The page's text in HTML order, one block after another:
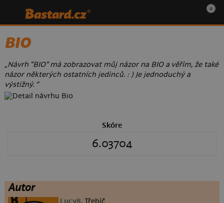
0
BIO
„Návrh "BIO" má zobrazovat můj názor na BIO a věřím, že také
názor některých ostatních jedinců. : ) Je jednoduchý a
výstižný. “
Skóre
6.03704
Autor
Lucy8, Třebíč